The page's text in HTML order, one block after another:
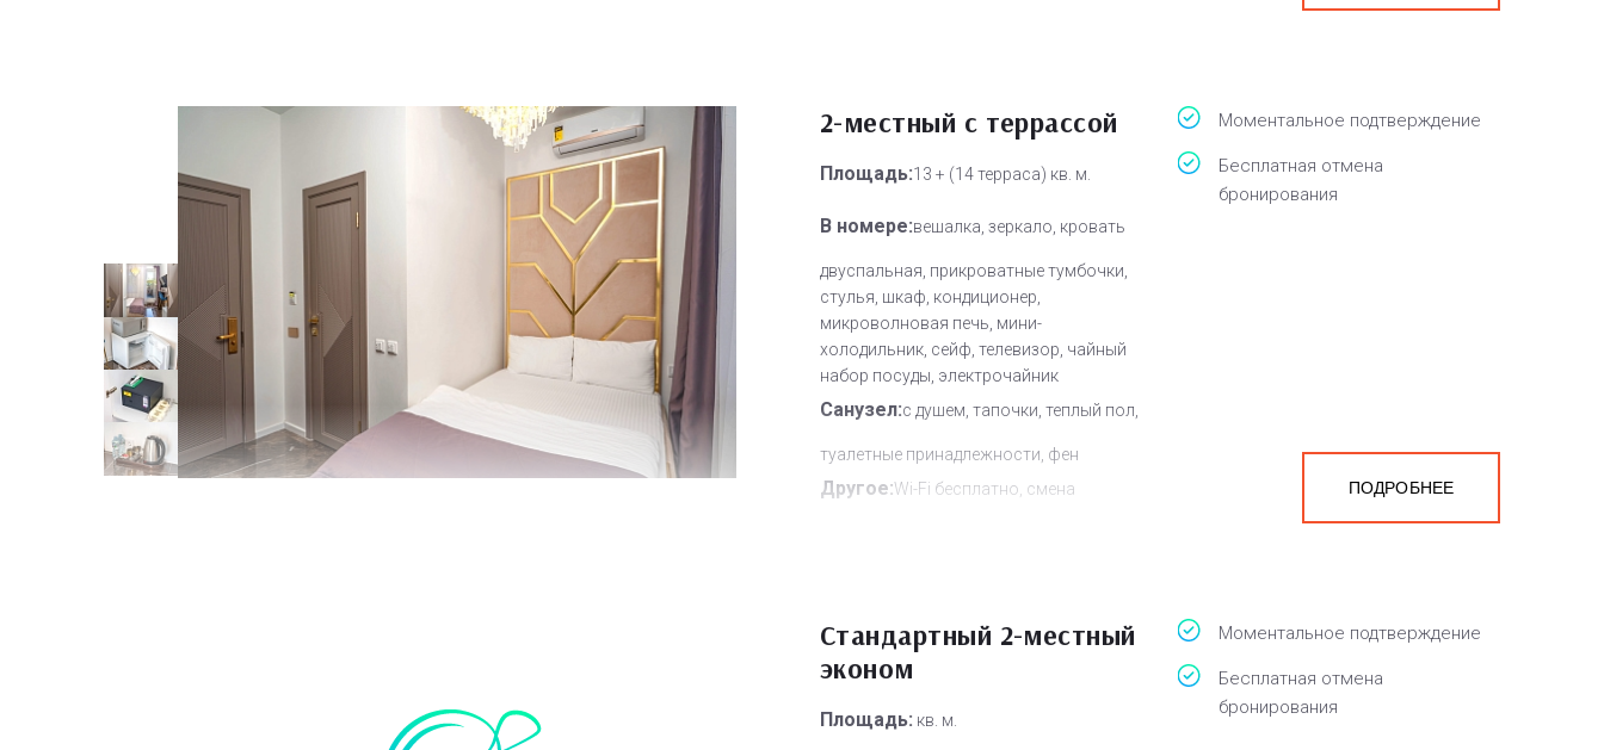
2-местный с террассой
Площадь:13 + (14 терраса) кв. м.
В номере:вешалка, зеркало, кровать
двуспальная, прикроватные тумбочки,
стулья, шкаф, кондиционер,
микроволновая печь, мини-
холодильник, сейф, телевизор, чайный
набор посуды, электрочайник
Санузел:с душем, тапочки, теплый пол,
туалетные принадлежности, фен
Другое:Wi-Fi бесплатно, смена
Моментальное подтверждение
Бесплатная отмена
бронирования
ПОДРОБНЕЕ
Стандартный 2-местный
эконом
Площадь: кв. м.
Моментальное подтверждение
Бесплатная отмена
бронирования